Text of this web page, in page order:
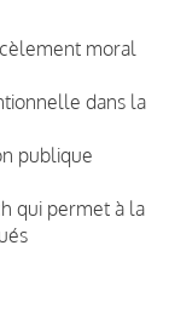
moral
dans la
publique
qui permet à la